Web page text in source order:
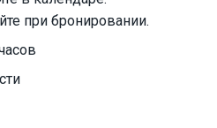
при бронировании.